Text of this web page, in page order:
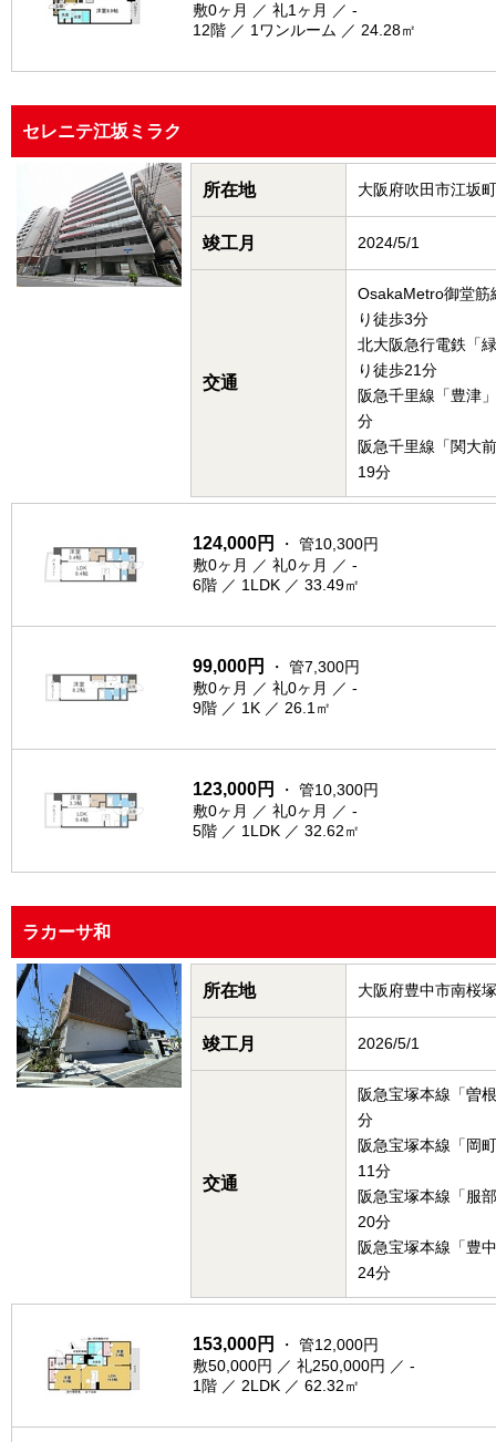
敷0ヶ月 ／ 礼1ヶ月 ／ -
12階 ／ 1ワンルーム ／ 24.28㎡
セレニテ江坂ミラク
所在地 大阪府吹田市江坂町
竣工月 2024/5/1
交通
OsakaMetro御堂筋
り徒歩3分
北大阪急行電鉄「
り徒歩21分
阪急千里線「豊津
分
阪急千里線「関大
19分
124,000円
・ 管10,300円
敷0ヶ月 ／ 礼0ヶ月 ／ -
6階 ／ 1LDK ／ 33.49㎡
99,000円
・ 管7,300円
敷0ヶ月 ／ 礼0ヶ月 ／ -
9階 ／ 1K ／ 26.1㎡
123,000円
・ 管10,300円
敷0ヶ月 ／ 礼0ヶ月 ／ -
5階 ／ 1LDK ／ 32.62㎡
ラカーサ和
所在地 大阪府豊中市南桜塚
竣工月 2026/5/1
交通
阪急宝塚本線「曽
分
阪急宝塚本線「岡
11分
阪急宝塚本線「服
20分
阪急宝塚本線「豊
24分
153,000円
・ 管12,000円
敷50,000円 ／ 礼250,000円 ／ -
1階 ／ 2LDK ／ 62.32㎡